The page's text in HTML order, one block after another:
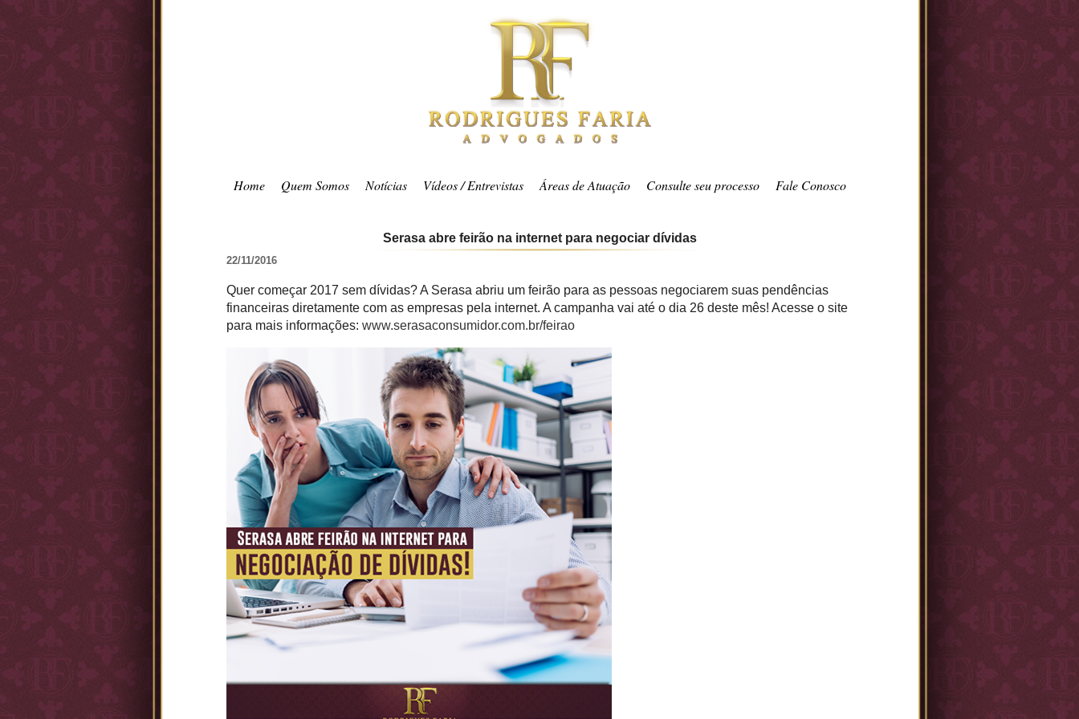
Home Quem Somos Notícias Vídeos / Entrevistas Áreas de Atuação Consulte seu processo Fale Conosco
Serasa abre feirão na internet para negociar dívidas
22/11/2016
Quer começar 2017 sem dívidas? A Serasa abriu um feirão para as pessoas negociarem suas pendências
financeiras diretamente com as empresas pela internet. A campanha vai até o dia 26 deste mês! Acesse o site
para mais informações: www.serasaconsumidor.com.br/feirao